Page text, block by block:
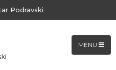
Podravski
MENU